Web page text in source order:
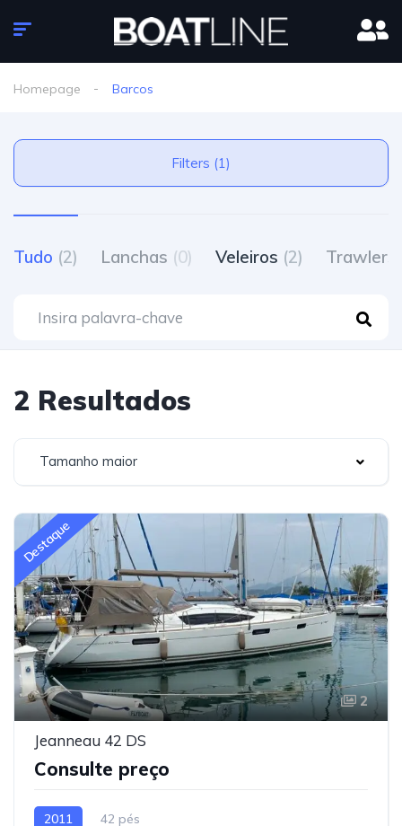
Homepage Barcos
Filters (1)
Tudo (2) Lanchas (0) Veleiros (2) Trawlers
2 Resultados
Tamanho maior
Destaque
2
Jeanneau 42 DS
Consulte preço
2011 42 pés